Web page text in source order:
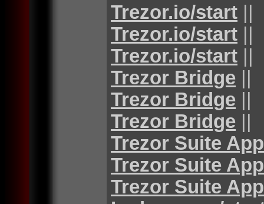
Trezor.io/start ||
Trezor.io/start ||
Trezor.io/start ||
Trezor Bridge ||
Trezor Bridge ||
Trezor Bridge ||
Trezor Suite App
Trezor Suite App
Trezor Suite App